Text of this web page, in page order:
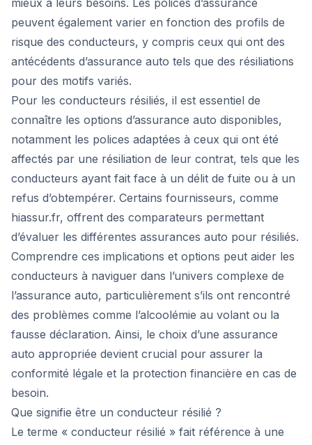
mieux à leurs besoins. Les polices d’assurance
peuvent également varier en fonction des profils de
risque des conducteurs, y compris ceux qui ont des
antécédents d’assurance auto tels que des résiliations
pour des motifs variés.
Pour les conducteurs résiliés, il est essentiel de
connaître les options d’assurance auto disponibles,
notamment les polices adaptées à ceux qui ont été
affectés par une résiliation de leur contrat, tels que les
conducteurs ayant fait face à un délit de fuite ou à un
refus d’obtempérer. Certains fournisseurs, comme
hiassur.fr, offrent des comparateurs permettant
d’évaluer les différentes assurances auto pour résiliés.
Comprendre ces implications et options peut aider les
conducteurs à naviguer dans l’univers complexe de
l’assurance auto, particulièrement s’ils ont rencontré
des problèmes comme l’alcoolémie au volant ou la
fausse déclaration. Ainsi, le choix d’une assurance
auto appropriée devient crucial pour assurer la
conformité légale et la protection financière en cas de
besoin.
Que signifie être un conducteur résilié ?
Le terme « conducteur résilié » fait référence à une